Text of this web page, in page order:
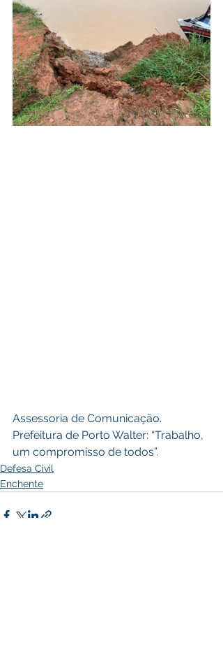
Assessoria de Comunicação.
Prefeitura de Porto Walter: “Trabalho,
um compromisso de todos”.
Defesa Civil
Enchente